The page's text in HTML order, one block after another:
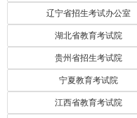
辽宁省招生考试办公室
湖北省教育考试院
贵州省招生考试院
宁夏教育考试院
江西省教育考试院